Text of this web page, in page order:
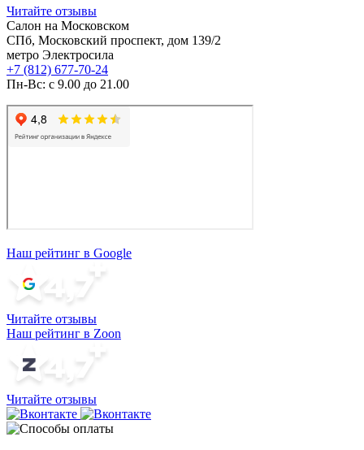
Читайте отзывы
Салон на Московском
СПб, Московский проспект, дом 139/2
метро Электросила
+7 (812) 677-70-24
Пн-Вс: с 9.00 до 21.00
Наш рейтинг в Google
Читайте отзывы
Наш рейтинг в Zoon
Читайте отзывы